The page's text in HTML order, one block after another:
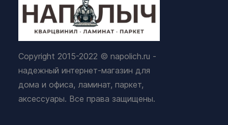
Copyright 2015-2022 © napolich.ru -
надежный интернет-магазин для
дома и офиса, ламинат, паркет,
аксессуары. Все права защищены.